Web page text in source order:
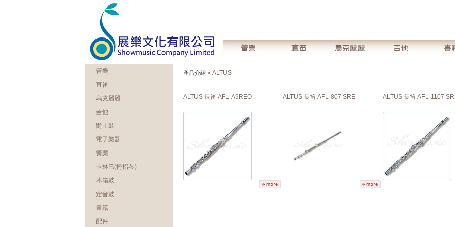
管樂
直笛
烏克麗麗
吉他
爵士鼓
電子樂器
簧樂
卡林巴(拇指琴)
木箱鼓
定音鼓
書籍
配件
產品介紹 > ALTUS
ALTUS 長笛 AFL-A9REO ALTUS 長笛 AFL-807 SRE ALTUS 長笛 AFL-1107